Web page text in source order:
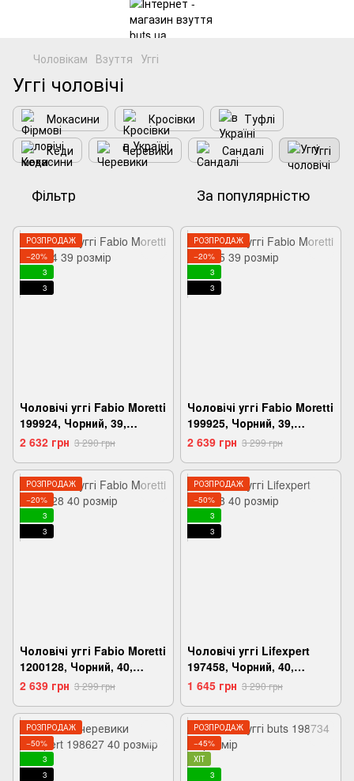
Чоловікам Взуття Уггі
Уггі чоловічі
Мокасини Кросівки
Туфлі
Кеди
Черевики Сандалі Уггі
Фільтр За популярністю
РОЗПРОДАЖ
−20%
3
3
Чоловічі уггі Fabio Moretti
199924, Чорний, 39,
2999860657135
2 632 грн 3 290 грн
РОЗПРОДАЖ
−20%
3
3
Чоловічі уггі Fabio Moretti
199925, Чорний, 39,
2999860657203
2 639 грн 3 299 грн
РОЗПРОДАЖ
−20%
3
3
Чоловічі уггі Fabio Moretti
1200128, Чорний, 40,
2999860728040
2 639 грн 3 299 грн
РОЗПРОДАЖ
−50%
3
3
Чоловічі уггі Lifexpert
197458, Чорний, 40,
2999860491258
1 645 грн 3 290 грн
РОЗПРОДАЖ
−50%
3
3
РОЗПРОДАЖ
−45%
ХІТ
3